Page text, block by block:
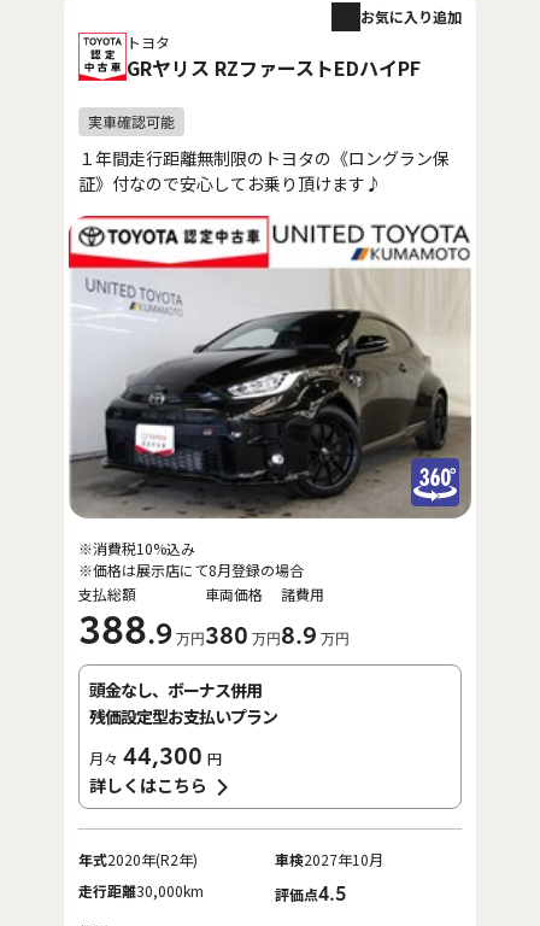
トヨタ
GRヤリス RZファーストEDハイPF
お気に入り追加
１年間走行距離無制限のトヨタの《ロングラン保
証》付なので安心してお乗り頂けます♪
支払総額
388.9 万円
車両価格
380 万円
諸費用
8.9 万円
※消費税10%込み
※価格は展示店にて8月登録の場合
頭金なし、ボーナス併用
残価設定型お支払いプラン
月々 44,300 円
詳しくはこちら
年式2020年(R2年) 車検2027年10月
走行距離30,000km 評価点4.5